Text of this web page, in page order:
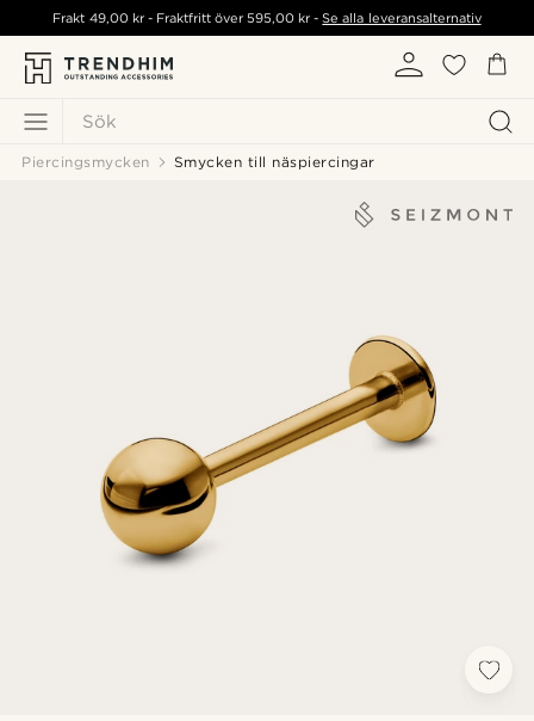
Sök
Frakt 49,00 kr- Fraktfritt över595,00 kr -Se alla leveransalternativ
Piercingsmycken Smycken till näspiercingar